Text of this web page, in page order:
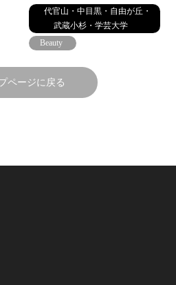
代官山・中目黒・自由が丘・
武蔵小杉・学芸大学
Beauty
ページに戻る